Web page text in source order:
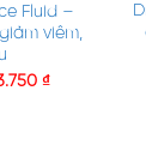
Fluid –
viêm,
₫